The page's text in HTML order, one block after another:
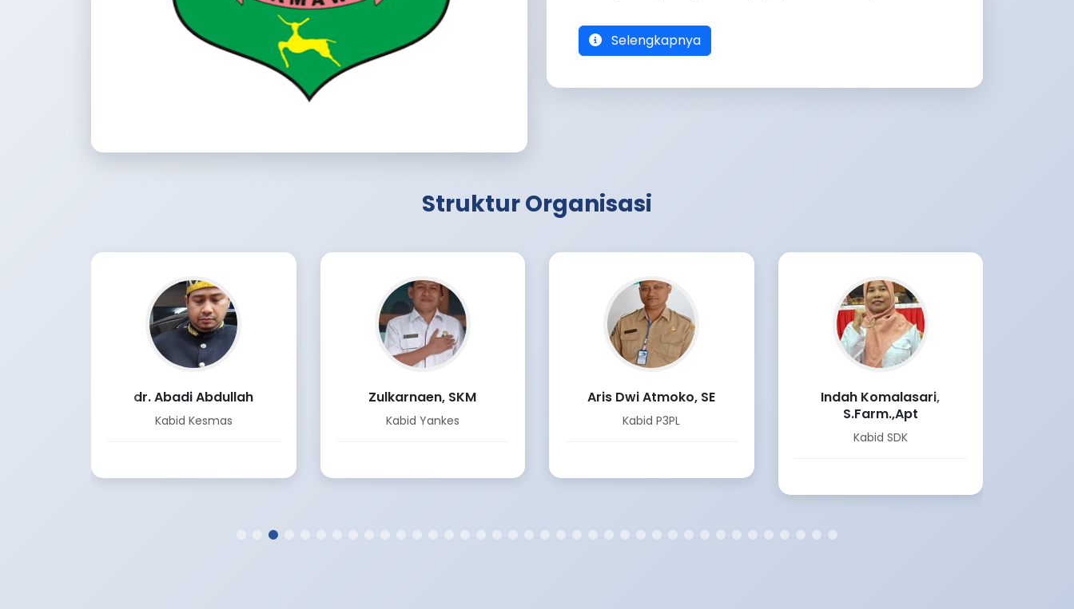
Selengkapnya
Struktur Organisasi
dr. Abadi Abdullah
Kabid Kesmas
Zulkarnaen, SKM
Kabid Yankes
Aris Dwi Atmoko, SE
Kabid P3PL
Indah Komalasari,
S.Farm.,Apt
Kabid SDK